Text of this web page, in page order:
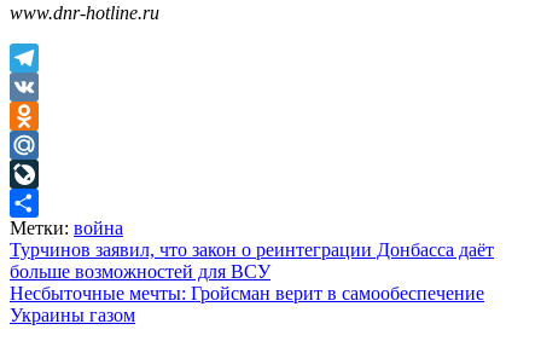
www.dnr-hotline.ru
Telegram
VK
Odnoklassniki
Mail.Ru
LiveJournal
Отправить
Метки: война
Навигация
по
записям
Турчинов заявил, что закон о реинтеграции Донбасса даёт
больше возможностей для ВСУ
Несбыточные мечты: Гройсман верит в самообеспечение
Украины газом